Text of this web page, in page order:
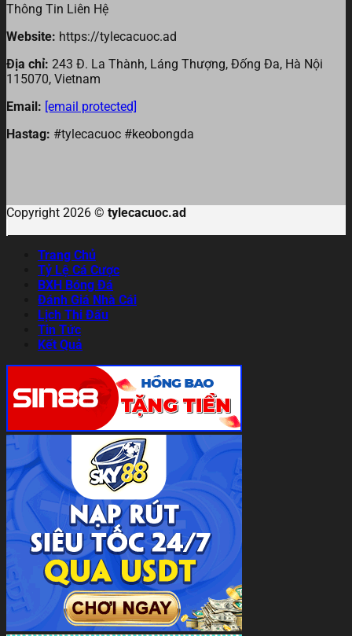
Thông Tin Liên Hệ
Website: https://tylecacuoc.ad
Địa chỉ: 243 Đ. La Thành, Láng Thượng, Đống Đa, Hà Nội
115070, Vietnam
Email: [email protected]
Hastag: #tylecacuoc #keobongda
Copyright 2026 © tylecacuoc.ad
Trang Chủ
Tỷ Lệ Cá Cược
BXH Bóng Đá
Đánh Giá Nhà Cái
Lịch Thi Đấu
Tin Tức
Kết Quả